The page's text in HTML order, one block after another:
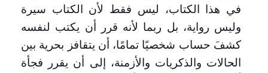
في هذا الكتاب، ليس فقط لأن الكتاب سيرة
وليس رواية، بل ربما لأنه قرر أن يكتب لنفسه
كشفَ حساب شخصيًا تمامًا، أن يتقافز بحرية بين
الحالات والذكريات والأزمنة، إلى أن يقرر فجأة